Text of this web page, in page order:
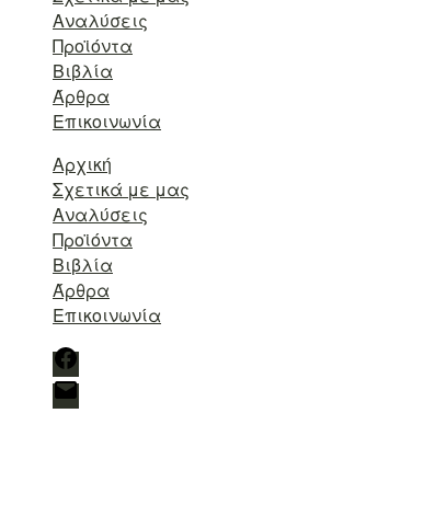
Αναλύσεις
Προϊόντα
Βιβλία
Άρθρα
Επικοινωνία
Αρχική
Σχετικά με μας
Αναλύσεις
Προϊόντα
Βιβλία
Άρθρα
Επικοινωνία
Facebook
Διεύθυνση
ηλ.